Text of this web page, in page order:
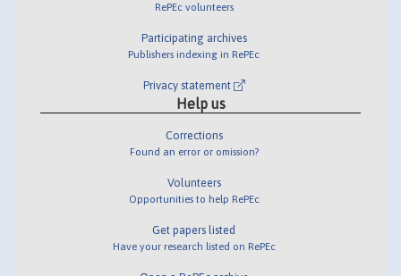
RePEc volunteers
Participating archives
Publishers indexing in RePEc
Privacy statement
Help us
Corrections
Found an error or omission?
Volunteers
Opportunities to help RePEc
Get papers listed
Have your research listed on RePEc